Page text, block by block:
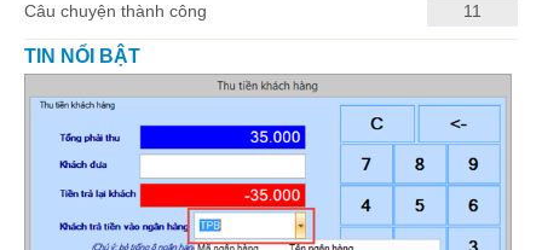
Câu chuyện thành công 11
TIN NỔI BẬT